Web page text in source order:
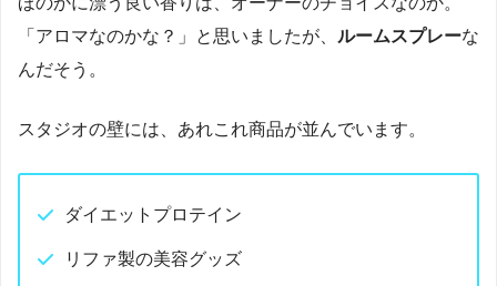
「アロマなのかな？」と思いましたが、 ルームスプレーな
んだそう。
スタジオの壁には、あれこれ商品が並んでいます。
ダイエットプロテイン
リファ製の美容グッズ